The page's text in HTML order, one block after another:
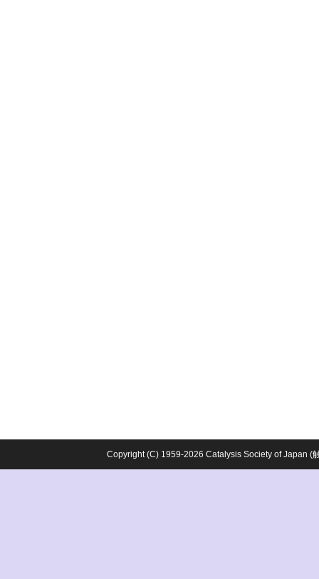
Copyright (C) 1959-2026 Catalysis Society of Japan (